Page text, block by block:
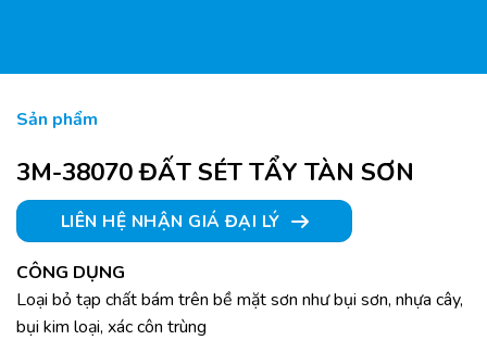
Sản phẩm
3M-38070 ĐẤT SÉT TẨY TÀN SƠN
LIÊN HỆ NHẬN GIÁ ĐẠI LÝ
CÔNG DỤNG
Loại bỏ tạp chất bám trên bề mặt sơn như bụi sơn, nhựa cây,
bụi kim loại, xác côn trùng